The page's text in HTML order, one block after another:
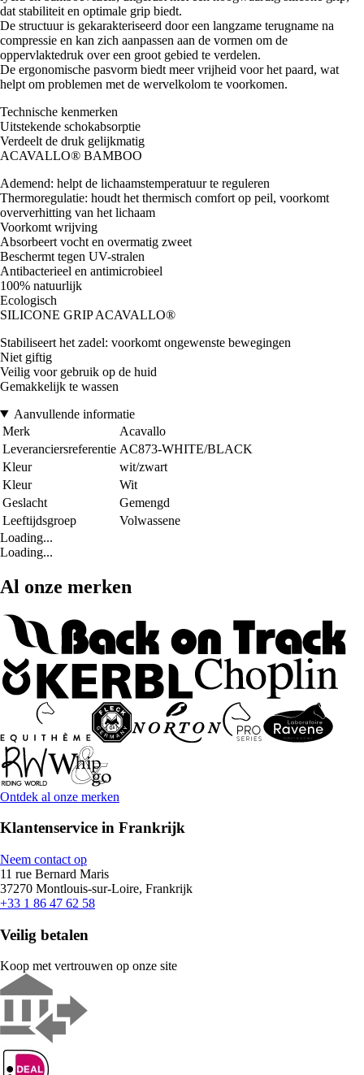
dat stabiliteit en optimale grip biedt.
De structuur is gekarakteriseerd door een langzame terugname na
compressie en kan zich aanpassen aan de vormen om de
oppervlaktedruk over een groot gebied te verdelen.
De ergonomische pasvorm biedt meer vrijheid voor het paard, wat
helpt om problemen met de wervelkolom te voorkomen.
Technische kenmerken
Uitstekende schokabsorptie
Verdeelt de druk gelijkmatig
ACAVALLO® BAMBOO
Ademend: helpt de lichaamstemperatuur te reguleren
Thermoregulatie: houdt het thermisch comfort op peil, voorkomt
oververhitting van het lichaam
Voorkomt wrijving
Absorbeert vocht en overmatig zweet
Beschermt tegen UV-stralen
Antibacterieel en antimicrobieel
100% natuurlijk
Ecologisch
SILICONE GRIP ACAVALLO®
Stabiliseert het zadel: voorkomt ongewenste bewegingen
Niet giftig
Veilig voor gebruik op de huid
Gemakkelijk te wassen
Aanvullende informatie
Merk
Acavallo
Leveranciersreferentie AC873-WHITE/BLACK
Kleur
wit/zwart
Kleur
Wit
Geslacht
Gemengd
Leeftijdsgroep
Volwassene
Loading...
Loading...
Al onze merken
Ontdek al onze merken
Klantenservice in Frankrijk
Neem contact op
11 rue Bernard Maris
37270 Montlouis-sur-Loire, Frankrijk
+33 1 86 47 62 58
Veilig betalen
Koop met vertrouwen op onze site